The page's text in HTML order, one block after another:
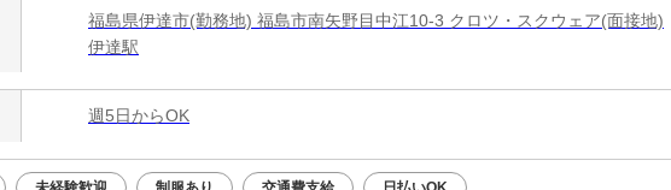
福島県伊達市(勤務地) 福島市南矢野目中江10-3 クロツ・スクウェア(面接地)
伊達駅
週5日からOK